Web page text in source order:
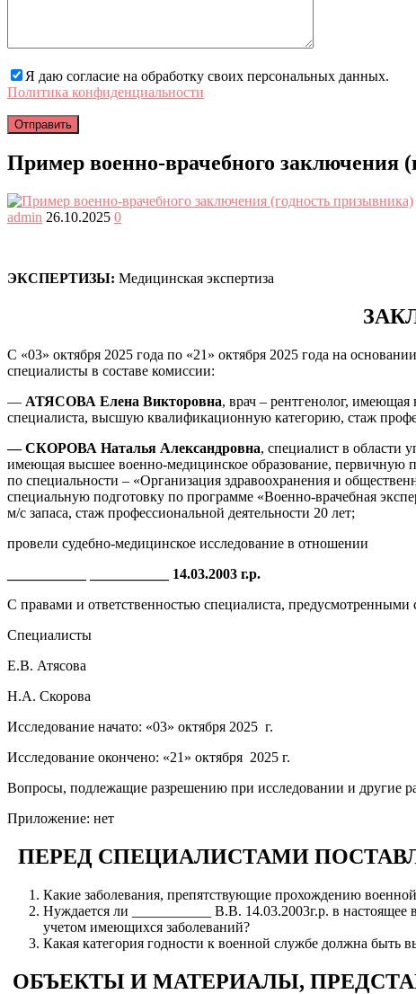
Я даю согласие на обработку своих персональных данных.
Политика конфиденциальности
Пример военно-врачебного заключения
admin 26.10.2025 0
ЭКСПЕРТИЗЫ: Медицинская экспертиза
С «03» октября 2025 года по «21» октября 2025 года на
специалисты в составе комиссии:
— АТЯСОВА Елена Викторовна, врач – рентгенолог, имеющая
специалиста, высшую квалификационную категорию, стаж
— СКОРОВА Наталья Александровна, специалист в области
имеющая высшее военно-медицинское образование, первичную
по специальности – «Организация здравоохранения и
специальную подготовку по программе «Военно-врачебная
м/с запаса, стаж профессиональной деятельности 20 лет;
провели судебно-медицинское исследование в отношении
___________ ___________ 14.03.2003 г.р.
С правами и ответственностью специалиста,
Специалисты
Е.В. Атясова
Н.А. Скорова
Исследование начато: «03» октября 2025 г.
Исследование окончено: «21» октября 2025 г.
Вопросы, подлежащие разрешению при исследовании и другие
Приложение: нет
ПЕРЕД СПЕЦИАЛИСТАМИ
Какие заболевания, препятствующие прохождению
Нуждается ли ___________ В.В. 14.03.2003г.р. в
учетом имеющихся заболеваний?
Какая категория годности к военной службе должна быть
ОБЪЕКТЫ И МАТЕРИАЛЫ,